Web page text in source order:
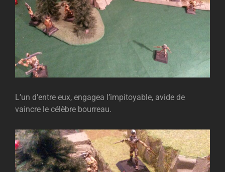
L’un d’entre eux, engagea l’impitoyable, avide de
vaincre le célèbre bourreau.